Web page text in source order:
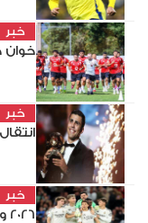
خبر
خوان جامبر 2026..
خبر
خبر
2026 والقنوات الناقلة